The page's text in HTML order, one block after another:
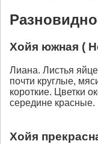
Хойя южная (
Лиана. Листья
почти круглые,
короткие. Цветки
середине красные.
Хойя